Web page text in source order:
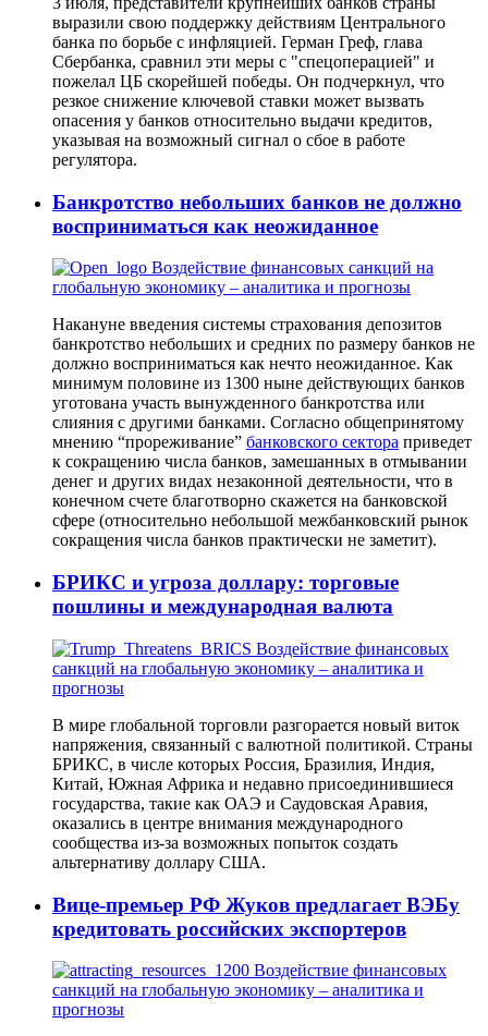
выразили свою поддержку действиям Центрального
банка по борьбе с инфляцией. Герман Греф, глава
Сбербанка, сравнил эти меры с "спецоперацией" и
пожелал ЦБ скорейшей победы. Он подчеркнул, что
резкое снижение ключевой ставки может вызвать
опасения у банков относительно выдачи кредитов,
указывая на возможный сигнал о сбое в работе
регулятора.
Банкротство небольших банков не должно
восприниматься как неожиданное
Накануне введения системы страхования депозитов
банкротство небольших и средних по размеру банков не
должно восприниматься как нечто неожиданное. Как
минимум половине из 1300 ныне действующих банков
уготована участь вынужденного банкротства или
слияния с другими банками. Согласно общепринятому
мнению “прореживание” банковского сектора приведет
к сокращению числа банков, замешанных в отмывании
денег и других видах незаконной деятельности, что в
конечном счете благотворно скажется на банковской
сфере (относительно небольшой межбанковский рынок
сокращения числа банков практически не заметит).
БРИКС и угроза доллару: торговые
пошлины и международная валюта
В мире глобальной торговли разгорается новый виток
напряжения, связанный с валютной политикой. Страны
БРИКС, в числе которых Россия, Бразилия, Индия,
Китай, Южная Африка и недавно присоединившиеся
государства, такие как ОАЭ и Саудовская Аравия,
оказались в центре внимания международного
сообщества из-за возможных попыток создать
альтернативу доллару США.
Вице-премьер РФ Жуков предлагает ВЭБу
кредитовать российских экспортеров